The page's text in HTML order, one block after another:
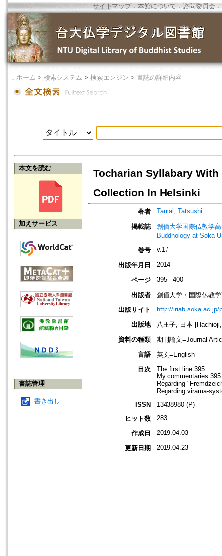
サイトマップ．本館について ． 諮問委員会 ．
． ホーム > 検索システム > 検索エンジン > 書誌の詳細内容
本文を読む
加えサービス
書誌管理
書き出し
Tocharian Syllabary
Collection In Helsinki
著者 Tamai, Tatsushi
掲載誌
創価大学国際仏教学
Buddhology at Soka
巻号
v.17
出版年月日 2014
ページ 395 - 400
出版者
創価大学・国際仏教
出版サイト
http://iriab.soka.ac.jp/
出版地
八王子, 日本
資料の種類
期刊論文=Journal
言語
英文=English
目次
The first line 395
My commentaries 395
Regarding
Regarding virāma-
ISSN
13438980 (P)
ヒット数
283
作成日 2019.04.03
更新日期 2019.04.23